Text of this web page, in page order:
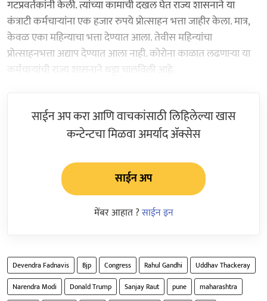
गटप्रवर्तकांनी केली. त्यांच्या कामाची दखल घेत राज्य शासनाने या
कंत्राटी कर्मचाऱ्यांना एक हजार रुपये प्रोत्साहन भत्ता जाहीर केला. मात्र,
केवळ एका महिन्याचा भत्ता देण्यात आला. तेवीस महिन्यांचा
प्रोत्साहनभत्ता अद्याप देण्यात आला नाही. कोरोना काळात लढणाऱ्या या
कर्मचाऱ्यांची राज्य शासनाने थट्टा चालविली आहे.
साईन अप करा आणि वाचकांसाठी लिहिलेल्या खास
कन्टेन्टचा मिळवा अमर्याद ॲक्सेस
साईन अप
मेंबर आहात ?साईन इन
Devendra Fadnavis Bjp Congress Rahul Gandhi
Uddhav Thackeray
Narendra Modi
Donald Trump Sanjay Raut pune maharashtra